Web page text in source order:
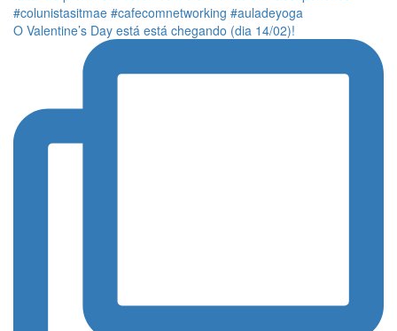
O Valentine’s Day está está chegando (dia 14/02)!